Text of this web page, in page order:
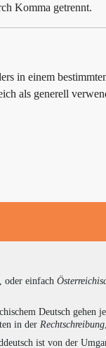
Komma getrennt.
in einem
als generell
, oder einfach
Deutsch gehen
in der Rechtschreibung
ist von der